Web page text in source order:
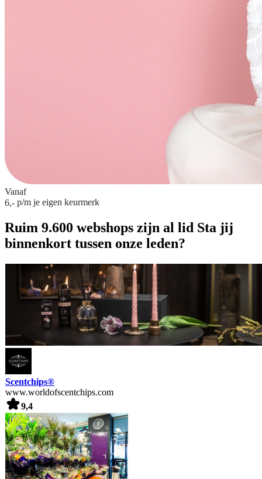
Vanaf
6,- p/m je eigen keurmerk
Ruim 9.600 webshops zijn al lid Sta jij
binnenkort tussen onze leden?
Scentchips®
www.worldofscentchips.com
9,4